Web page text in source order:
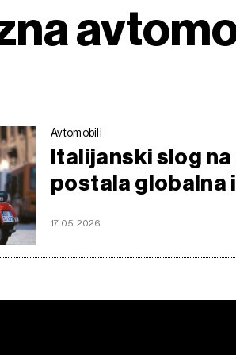
Avtomobili
Italijanski slog na
postala globalna
17.05.2026